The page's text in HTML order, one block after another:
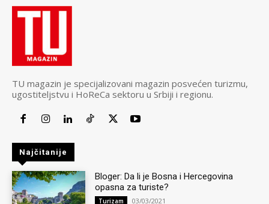
TU magazin je specijalizovani magazin posvećen turizmu,
ugostiteljstvu i HoReCa sektoru u Srbiji i regionu.
Najčitanije
Bloger: Da li je Bosna i Hercegovina
opasna za turiste?
Turizam 03/03/2021